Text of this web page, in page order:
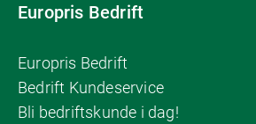
Europris Bedrift
Europris Bedrift
Bedrift Kundeservice
Bli bedriftskunde i dag!